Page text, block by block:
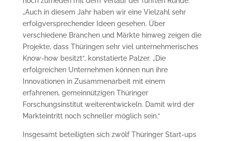
„Auch in diesem Jahr haben wir eine Vielzahl sehr
erfolgversprechender Ideen gesehen. Über
verschiedene Branchen und Märkte hinweg zeigen die
Projekte, dass Thüringen sehr viel unternehmerisches
Know-how besitzt“, konstatierte Palzer. „Die
erfolgreichen Unternehmen können nun ihre
Innovationen in Zusammenarbeit mit einem
erfahrenen, gemeinnützigen Thüringer
Forschungsinstitut weiterentwickeln. Damit wird der
Markteintritt noch schneller möglich sein.“
Insgesamt beteiligten sich zwölf Thüringer Start-ups